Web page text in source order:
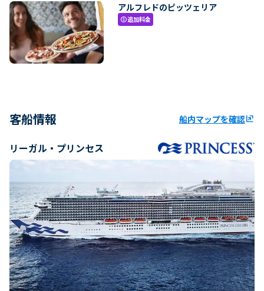
アルフレドのピッツェリア
paid追加料金
客船情報 船内マップを確認ungroup
リーガル・プリンセス